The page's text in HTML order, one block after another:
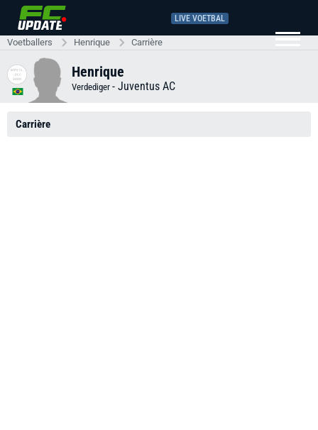
LIVE VOETBAL
Voetballers Henrique Carrière
Henrique
Verdediger - Juventus AC
Carrière